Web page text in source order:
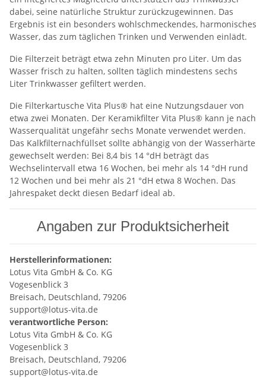
dabei, seine natürliche Struktur zurückzugewinnen. Das
Ergebnis ist ein besonders wohlschmeckendes, harmonisches
Wasser, das zum täglichen Trinken und Verwenden einlädt.
Die Filterzeit beträgt etwa zehn Minuten pro Liter. Um das
Wasser frisch zu halten, sollten täglich mindestens sechs
Liter Trinkwasser gefiltert werden.
Die Filterkartusche Vita Plus® hat eine Nutzungsdauer von
etwa zwei Monaten. Der Keramikfilter Vita Plus® kann je nach
Wasserqualität ungefähr sechs Monate verwendet werden.
Das Kalkfilternachfüllset sollte abhängig von der Wasserhärte
gewechselt werden: Bei 8,4 bis 14 °dH beträgt das
Wechselintervall etwa 16 Wochen, bei mehr als 14 °dH rund
12 Wochen und bei mehr als 21 °dH etwa 8 Wochen. Das
Jahrespaket deckt diesen Bedarf ideal ab.
Angaben zur Produktsicherheit
Herstellerinformationen:
Lotus Vita GmbH & Co. KG
Vogesenblick 3
Breisach, Deutschland, 79206
support@lotus-vita.de
verantwortliche Person:
Lotus Vita GmbH & Co. KG
Vogesenblick 3
Breisach, Deutschland, 79206
support@lotus-vita.de